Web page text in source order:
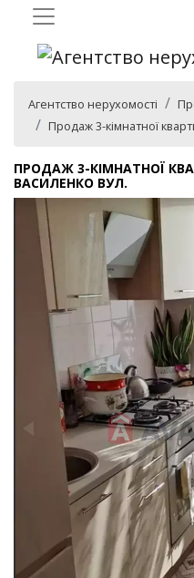
Агентство нерухомості
Продаж 3-кімнатної
ПРОДАЖ 3-КІМНАТНОЇ
ВАСИЛЕНКО ВУЛ.